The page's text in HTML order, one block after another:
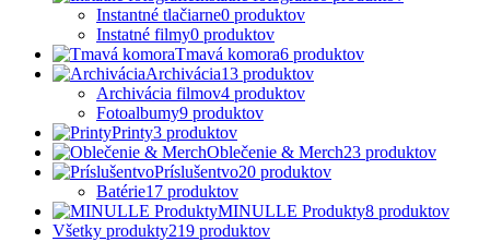
Instantné tlačiarne0 produktov
Instatné filmy0 produktov
Tmavá komora6 produktov
Archivácia13 produktov
Archivácia filmov4 produktov
Fotoalbumy9 produktov
Printy3 produktov
Oblečenie & Merch23 produktov
Príslušentvo20 produktov
Batérie17 produktov
MINULLE Produkty8 produktov
Všetky produkty219 produktov